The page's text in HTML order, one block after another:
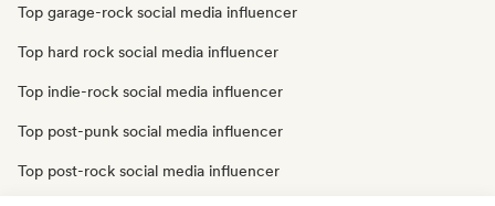
Top garage-rock social media influencer
Top hard rock social media influencer
Top indie-rock social media influencer
Top post-punk social media influencer
Top post-rock social media influencer